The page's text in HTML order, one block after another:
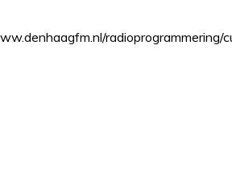
radioprogrammering/